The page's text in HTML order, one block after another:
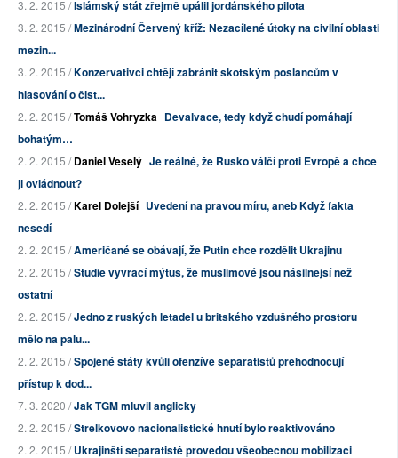
3. 2. 2015 /Islámský stát zřejmě upálil jordánského pilota
3. 2. 2015 /Mezinárodní Červený kříž: Nezacílené útoky na civilní oblasti
mezin...
3. 2. 2015 /Konzervativci chtějí zabránit skotským poslancům v
hlasování o čist...
2. 2. 2015 /Tomáš Vohryzka Devalvace, tedy když chudí pomáhají
bohatým…
2. 2. 2015 /Daniel Veselý Je reálné, že Rusko válčí proti Evropě a chce
ji ovládnout?
2. 2. 2015 /Karel Dolejší Uvedení na pravou míru, aneb Když fakta
nesedí
2. 2. 2015 /Američané se obávají, že Putin chce rozdělit Ukrajinu
2. 2. 2015 /Studie vyvrací mýtus, že muslimové jsou násilnější než
ostatní
2. 2. 2015 /Jedno z ruských letadel u britského vzdušného prostoru
mělo na palu...
2. 2. 2015 /Spojené státy kvůli ofenzívě separatistů přehodnocují
přístup k dod...
7. 3. 2020 /Jak TGM mluvil anglicky
2. 2. 2015 /Strelkovovo nacionalistické hnutí bylo reaktivováno
2. 2. 2015 /Ukrajinští separatisté provedou všeobecnou mobilizaci